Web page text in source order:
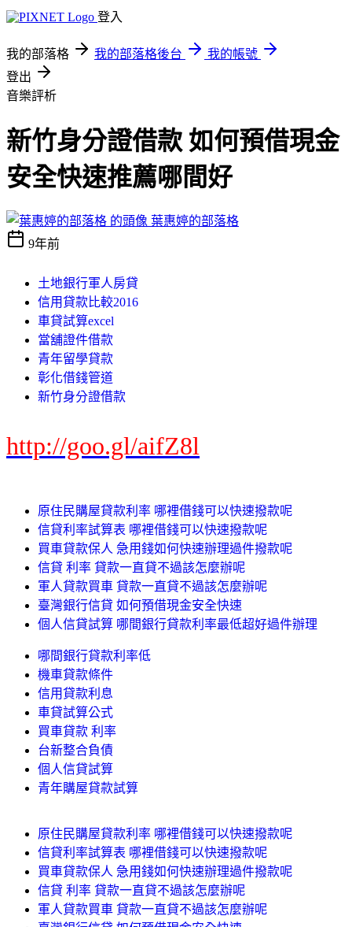
登入
我的部落格 我的部落格後台
我的帳號
登出
音樂評析
新竹身分證借款 如何預借現金
安全快速推薦哪間好
葉惠婷的部落格
9年前
土地銀行軍人房貸
信用貸款比較2016
車貸試算excel
當舖證件借款
青年留學貸款
彰化借錢管道
新竹身分證借款
http://goo.gl/aifZ8l
原住民購屋貸款利率 哪裡借錢可以快速撥款呢
信貸利率試算表 哪裡借錢可以快速撥款呢
買車貸款保人 急用錢如何快速辦理過件撥款呢
信貸 利率 貸款一直貸不過該怎麼辦呢
軍人貸款買車 貸款一直貸不過該怎麼辦呢
臺灣銀行信貸 如何預借現金安全快速
個人信貸試算 哪間銀行貸款利率最低超好過件辦理
哪間銀行貸款利率低
機車貸款條件
信用貸款利息
車貸試算公式
買車貸款 利率
台新整合負債
個人信貸試算
青年購屋貸款試算
原住民購屋貸款利率 哪裡借錢可以快速撥款呢
信貸利率試算表 哪裡借錢可以快速撥款呢
買車貸款保人 急用錢如何快速辦理過件撥款呢
信貸 利率 貸款一直貸不過該怎麼辦呢
軍人貸款買車 貸款一直貸不過該怎麼辦呢